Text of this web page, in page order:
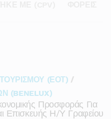
(ΕΟΤ) /
(BENELUX)
Προσφοράς Για
Επισκευής Η/υ Γραφείου